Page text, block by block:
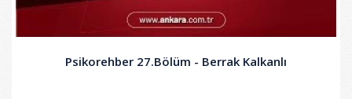
Psikorehber 27.Bölüm - Berrak Kalkanlı